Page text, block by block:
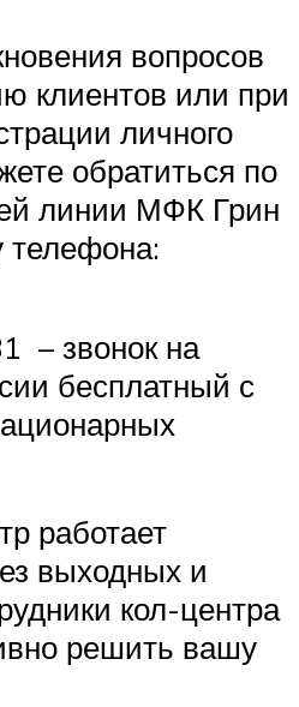
вопросов
клиентов или при
личного
обратиться по
линии МФК Грин
– звонок на
бесплатный с
работает
выходных и
кол-центра
решить вашу